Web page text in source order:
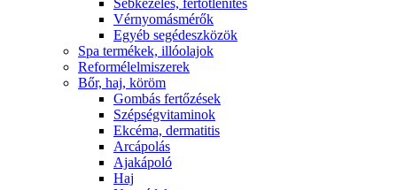
Sebkezelés, fertőtlenítés
Vérnyomásmérők
Egyéb segédeszközök
Spa termékek, illóolajok
Reformélelmiszerek
Bőr, haj, köröm
Gombás fertőzések
Szépségvitaminok
Ekcéma, dermatitis
Arcápolás
Ajakápoló
Haj